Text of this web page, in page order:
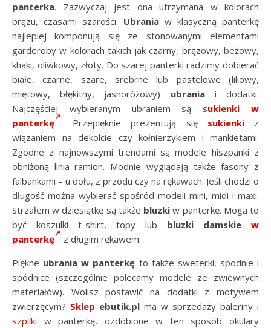
panterka. Zazwyczaj jest ona utrzymana w kolorach
brązu, czasami szarości. Ubrania w klasyczną panterkę
najlepiej komponują się ze stonowanymi elementami
garderoby w kolorach takich jak czarny, brązowy, beżowy,
khaki, oliwkowy, złoty. Do szarej panterki radzimy dobierać
białe, czarne, szare, srebrne lub pastelowe (liliowy,
miętowy, błękitny, jasnoróżowy) ubraniai dodatki.
Najczęściej wybieranym ubraniem są sukienki w
panterkę . Przepięknie prezentują się sukienkiz
wiązaniem na dekolcie czy kołnierzykiem i mankietami.
Zgodne z najnowszymi trendami są modele hiszpanki z
obniżoną linia ramion. Modnie wyglądają także fasony z
falbankami – u dołu, z przodu czy na rękawach. Jeśli chodzi o
długość można wybierać spośród modeli mini, midi i maxi.
Strzałem w dziesiątkę są także bluzki w panterkę. Mogą to
być koszulki t-shirt, topy lub bluzki damskie w
panterkę
z długim rękawem.
Piękne ubrania w panterkę to także sweterki, spodnie i
spódnice (szczególnie polecamy modele ze zwiewnych
materiałów). Wolisz postawić na dodatki z motywem
zwierzęcym? Sklep ebutik.pl ma w sprzedaży baleriny i
szpilki w panterkę, ozdobione w ten sposób okulary